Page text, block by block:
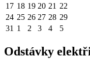
17 18 19 20 21 22
24 25 26 27 28 29
31 1 2 3 4 5
Odstávky